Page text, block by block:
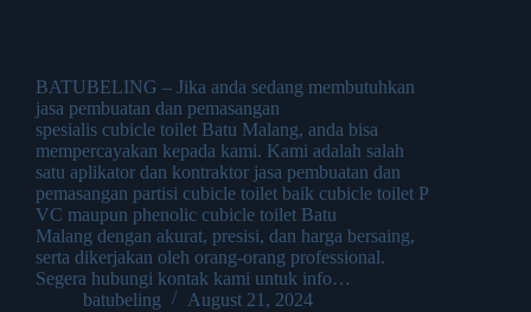
BATUBELING – Jika anda sedang membutuhkan
jasa pembuatan dan pemasangan
spesialis cubicle toilet Batu Malang, anda bisa
mempercayakan kepada kami. Kami adalah salah
satu aplikator dan kontraktor jasa pembuatan dan
pemasangan partisi cubicle toilet baik cubicle toilet P
VC maupun phenolic cubicle toilet Batu
Malang dengan akurat, presisi, dan harga bersaing,
serta dikerjakan oleh orang-orang professional.
Segera hubungi kontak kami untuk info…
batubeling
August 21, 2024